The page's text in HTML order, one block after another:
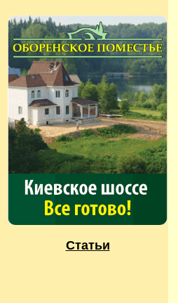
Статьи